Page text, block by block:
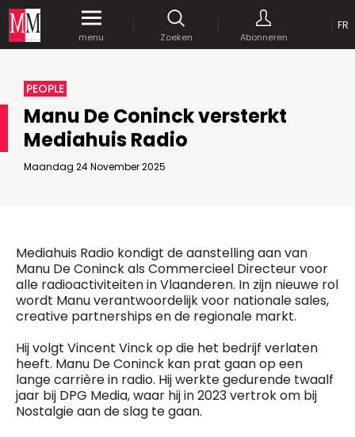
menu Zoeken Abonneren
FR
PEOPLE
Manu De Coninck versterkt
Mediahuis Radio
Maandag 24 November 2025
Mediahuis Radio kondigt de aanstelling aan van
Manu De Coninck als Commercieel Directeur voor
alle radioactiviteiten in Vlaanderen. In zijn nieuwe rol
wordt Manu verantwoordelijk voor nationale sales,
creative partnerships en de regionale markt.
Hij volgt Vincent Vinck op die het bedrijf verlaten
heeft. Manu De Coninck kan prat gaan op een
lange carrière in radio. Hij werkte gedurende twaalf
jaar bij DPG Media, waar hij in 2023 vertrok om bij
Nostalgie aan de slag te gaan.
JE WACHTWOORD VERSTUREN
OP
MARCOM WORLD SRL
Mix Brussels - Vorstlaan 25 bus 5
1160 Brussels - Belgïe
E-mail :info@mm.be
Managing Director
Jean-Vianney Philippe
0471 92 01 98
jeanvianney@mm.be
General Manager
Fred Bouchar
0498 88 64 89
f.bouchar@mm.be
selim@mm.be
Gebruikaanhalingstekens("") rond de
zoektermen, zodat er op de exacte combinatie
gezocht wordt.
Gebruik hetplusteken (+)tussen de zoektermen
meerdere van deze woorden vermelden.
BEVESTIGEN
Krijg gedurende een maand gratistoegang
Bedrijfsabonnement